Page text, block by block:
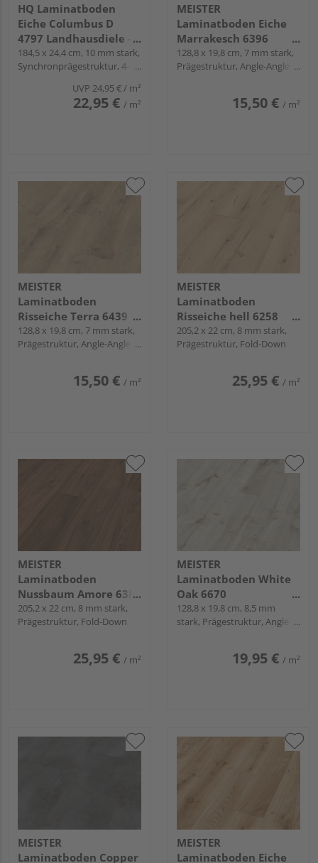
HQ Laminatboden
Eiche Columbus D
4797 Landhausdiele -
Langdiele 33 plus
184,5 x 24,4 cm, 10 mm stark,
Synchronprägestruktur, 4-
UVP 24,95 €/ m²
22,95 € / m²
MEISTER
Laminatboden Eiche
Marrakesch 6396
Landhausdiele -
MeisterDesign.
128,8 x 19,8 cm, 7 mm stark,
Prägestruktur, Angle-Angle /
15,50 € / m²
MEISTER
Laminatboden
Risseiche Terra 6439
Landhausdiele -
MeisterDesign.
128,8 x 19,8 cm, 7 mm stark,
Prägestruktur, Angle-Angle /
15,50 € / m²
MEISTER
Laminatboden
Risseiche hell 6258
Landhausdiele -
MeisterDesign.
205,2 x 22 cm, 8 mm stark,
Prägestruktur, Fold-Down
25,95 € / m²
MEISTER
Laminatboden
Nussbaum Amore 6389
Landhausdiele -
MeisterDesign.
205,2 x 22 cm, 8 mm stark,
Prägestruktur, Fold-Down
25,95 € / m²
MEISTER
Laminatboden White
Oak 6670
Landhausdiele -
MeisterDesign.
128,8 x 19,8 cm, 8,5 mm
stark, Prägestruktur, Angle-
19,95 € / m²
MEISTER
Laminatboden Copper
MEISTER
Laminatboden Eiche